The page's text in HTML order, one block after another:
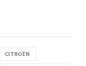
CITROËN